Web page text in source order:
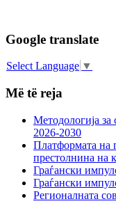
Google translate
Select Language ▼
Më të reja
Методологија
2026-2030
Платформата на
престолнина на
Граѓански
Граѓански
Регионалната